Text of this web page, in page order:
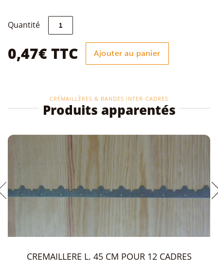
Quantité quantité
BANDE
INTERCADRES
L.
0,47€ TTC Ajouter au panier
CRÉMAILLÈRES & BANDES INTER-CADRES
Produits apparentés
BANDE INTERCADRES L. 37.5 CM